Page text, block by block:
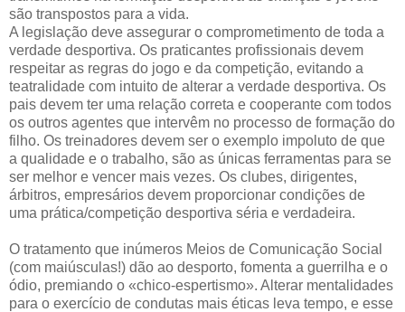
são transpostos para a vida.
A legislação deve assegurar o comprometimento de toda a
verdade desportiva. Os praticantes profissionais devem
respeitar as regras do jogo e da competição, evitando a
teatralidade com intuito de alterar a verdade desportiva. Os
pais devem ter uma relação correta e cooperante com todos
os outros agentes que intervêm no processo de formação do
filho. Os treinadores devem ser o exemplo impoluto de que
a qualidade e o trabalho, são as únicas ferramentas para se
ser melhor e vencer mais vezes. Os clubes, dirigentes,
árbitros, empresários devem proporcionar condições de
uma prática/competição desportiva séria e verdadeira.
O tratamento que inúmeros Meios de Comunicação Social
(com maiúsculas!) dão ao desporto, fomenta a guerrilha e o
ódio, premiando o «chico-espertismo». Alterar mentalidades
para o exercício de condutas mais éticas leva tempo, e esse